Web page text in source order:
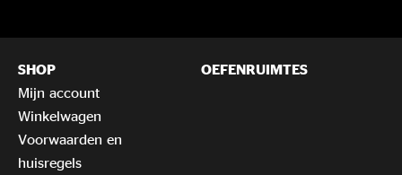
SHOP
Mijn account
Winkelwagen
Voorwaarden en
huisregels
OEFENRUIMTES